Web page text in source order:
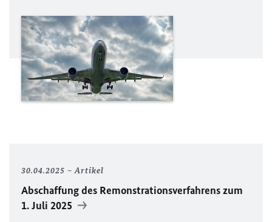
30.04.2025 Artikel
Abschaffung des Remonstrationsverfahrens zum
1. Juli 2025